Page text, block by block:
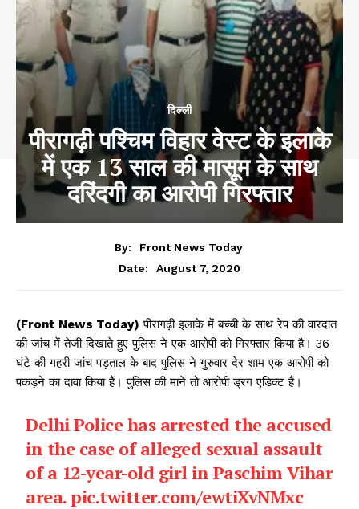
दिल्ली
पीरागढ़ी पश्चिम विहार वेस्ट के इलाके
में एक 13 साल की मासूम के साथ
दरिंदगी का आरोपी गिरफ्तार
By:
Front News Today
Date:
August 7, 2020
(Front News Today) पीरागढ़ी इलाके में बच्ची के साथ रेप की वारदात
की जांच में तेजी दिखाते हुए पुलिस ने एक आरोपी को गिरफ्तार किया है। 36
घंटे की गहरी जांच पड़ताल के बाद पुलिस ने गुरुवार देर शाम एक आरोपी को
पकड़ने का दावा किया है। पुलिस की मानें तो आरोपी ड्रग एडिक्ट है।
Delhi Police has arrested the accused
in the case of alleged sexual assault
of a 12-year-old girl in Paschim Vihar
area.pic.twitter.com/ewtiXvNMxc